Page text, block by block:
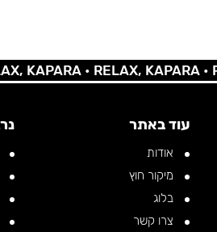
KAPARA •RELAX, KAPARA •
עוד באתר
אודות
מיקור חוץ
בלוג
צרו קשר